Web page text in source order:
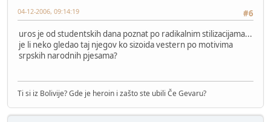
#6
04-12-2006, 09:14:19
uros je od studentskih dana poznat po radikalnim stilizacijama...
je li neko gledao taj njegov ko sizoida vestern po motivima
srpskih narodnih pjesama?
Ti si iz Bolivije? Gde je heroin i zašto ste ubili Če Gevaru?